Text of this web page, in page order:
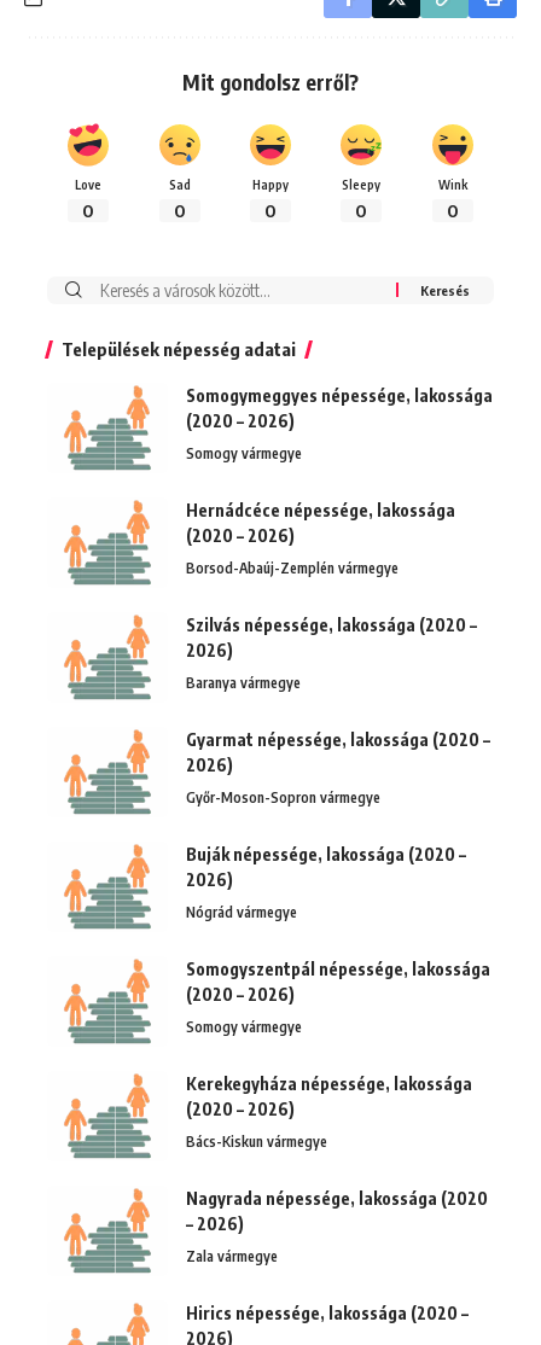
Mit gondolsz erről?
Love
0
Sad
0
Happy
0
Sleepy
0
Wink
0
Keresés:
Települések népesség adatai
Somogymeggyes népessége, lakossága
(2020 – 2026)
Somogy vármegye
Hernádcéce népessége, lakossága
(2020 – 2026)
Borsod-Abaúj-Zemplén vármegye
Szilvás népessége, lakossága (2020 –
2026)
Baranya vármegye
Gyarmat népessége, lakossága (2020 –
2026)
Győr-Moson-Sopron vármegye
Buják népessége, lakossága (2020 –
2026)
Nógrád vármegye
Somogyszentpál népessége, lakossága
(2020 – 2026)
Somogy vármegye
Kerekegyháza népessége, lakossága
(2020 – 2026)
Bács-Kiskun vármegye
Nagyrada népessége, lakossága (2020
– 2026)
Zala vármegye
Hirics népessége, lakossága (2020 –
2026)